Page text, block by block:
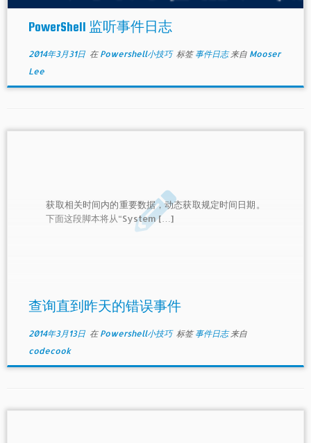
PowerShell 监听事件日志
2014年3月31日在 Powershell小技巧 标签事件日志来自 Mooser
Lee
获取相关时间内的重要数据，动态获取规定时间日期。
下面这段脚本将从“System […]
查询直到昨天的错误事件
2014年3月13日在 Powershell小技巧 标签事件日志来自
codecook